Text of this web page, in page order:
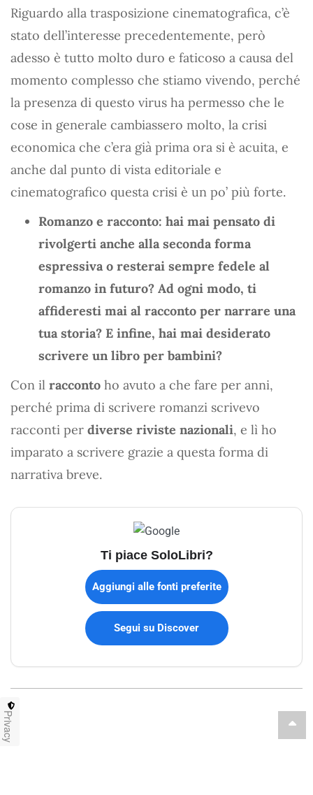
Riguardo alla trasposizione cinematografica, c’è
stato dell’interesse precedentemente, però
adesso è tutto molto duro e faticoso a causa del
momento complesso che stiamo vivendo, perché
la presenza di questo virus ha permesso che le
cose in generale cambiassero molto, la crisi
economica che c’era già prima ora si è acuita, e
anche dal punto di vista editoriale e
cinematografico questa crisi è un po’ più forte.
Romanzo e racconto: hai mai pensato di
rivolgerti anche alla seconda forma
espressiva o resterai sempre fedele al
romanzo in futuro? Ad ogni modo, ti
affideresti mai al racconto per narrare una
tua storia? E infine, hai mai desiderato
scrivere un libro per bambini?
Con il racconto ho avuto a che fare per anni,
perché prima di scrivere romanzi scrivevo
racconti per diverse riviste nazionali, e lì ho
imparato a scrivere grazie a questa forma di
narrativa breve.
Ti piace SoloLibri?
Aggiungi alle fonti preferite
Segui su Discover
Privacy